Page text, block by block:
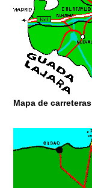
Mapa de carreteras